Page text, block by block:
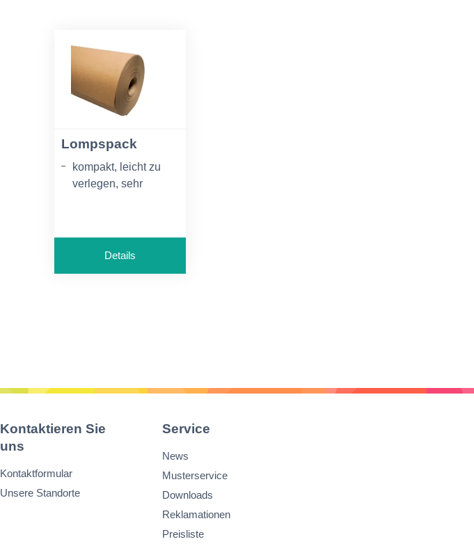
Lompspack
kompakt, leicht zu
verlegen, sehr
100 und 120 cm breit
in verschiedenen
Laufmetervarianten
Details
Kontaktieren Sie
uns
Kontaktformular
Unsere Standorte
Service
News
Musterservice
Downloads
Reklamationen
Preisliste